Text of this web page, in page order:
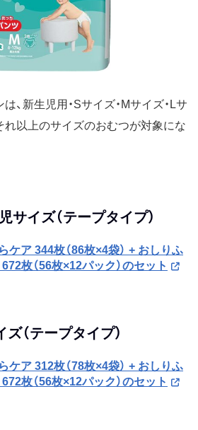
、新生児用・Sサイズ・Mサイズ・Lサ
れ以上のサイズのおむつが対象にな
サイズ（テープタイプ）
ケア 344枚（86枚×4袋） + おしりふ
枚（56枚×12パック）のセット
（テープタイプ）
ケア 312枚（78枚×4袋） + おしりふ
枚（56枚×12パック）のセット